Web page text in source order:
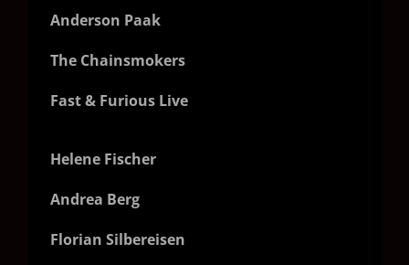
Anderson Paak
The Chainsmokers
Fast & Furious Live
Helene Fischer
Andrea Berg
Florian Silbereisen